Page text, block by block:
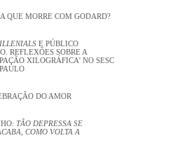
QUE MORRE COM GODARD?
E PÚBLICO
REFLEXÕES SOBRE A
XILOGRÁFICA' NO SESC
DO AMOR
TÃO DEPRESSA SE
COMO VOLTA A